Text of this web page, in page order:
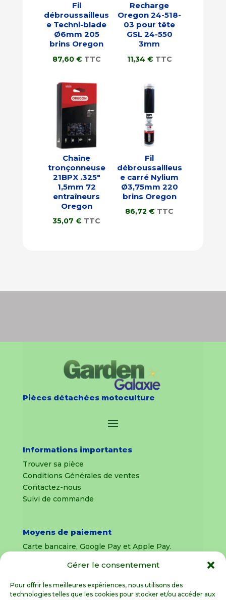
Gérer le consentement
Pour offrir les meilleures expériences, nous utilisons des
technologies telles que les cookies pour stocker et/ou accéder aux
Fil
débroussailleus
e Techni-blade
Ø6mm 205
brins Oregon
87,60 € TTC
Recharge
Oregon 24-518-
03 pour tête
GSL 24-550
3mm
11,34 € TTC
Chaîne
tronçonneuse
21BPX .325″
1,5mm 72
entraîneurs
Oregon
35,07€ TTC
Fil
débroussailleus
e carré Nylium
Ø3,75mm 220
brins Oregon
86,72€ TTC
Pièces détachées motoculture
Informations importantes
Trouver sa pièce
Conditions Générales de ventes
Contactez-nous
Suivi de commande
Moyens de paiement
Carte bancaire, Google Pay et Apple Pay.
uniquement
Livraison sous 8 jours pour les pièces